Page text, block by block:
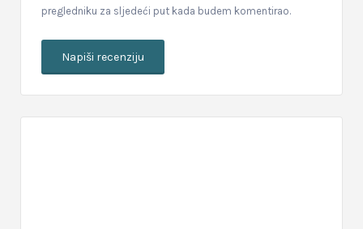
pregledniku za sljedeći put kada budem komentirao.